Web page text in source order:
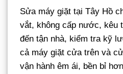
Sửa máy giặt tại Tây Hồ
vắt, không cấp nước, kêu
đến tận nhà, kiểm tra kỹ
cả máy giặt cửa trên và
vận hành êm ái, bền bỉ